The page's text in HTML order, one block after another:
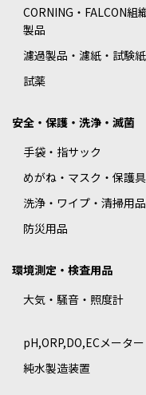
CORNING・FALCON組
製品
濾過製品・濾紙・試験紙
試薬
安全・保護・洗浄・滅菌
手袋・指サック
めがね・マスク・保護具
洗浄・ワイプ・清掃用品
防災用品
環境測定・検査用品
大気・騒音・照度計
pH,ORP,DO,ECメーター
純水製造装置